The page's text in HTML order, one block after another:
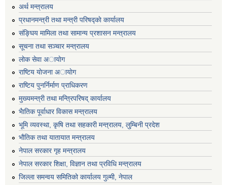
अर्थ मन्त्रालय
प्रधानमन्त्री तथा मन्त्री परिषद्काे कार्यालय
संङ्घिय मामिला तथा सामान्य प्रशासन मन्त्रालय
सूचना तथा सञ्चार मन्त्रालय
लाेक सेवा अायाेग
राष्टिय याेजना अायाेग
राष्टिय पुनर्निर्माण प्राधिकरण
मुख्यमन्त्री तथा मन्त्रिपरिषद् कार्यालय
भैातिक पूर्वाधार विकास मन्त्रालय
भूमि व्यवस्था, कृषि तथा सहकारी मन्त्रालय, लु्म्बिनी प्रदेश
भाैतिक तथा यातायात मन्त्रालय
नेपाल सरकार गृह मन्त्रालय
नेपाल सरकार शिक्षा, विज्ञान तथा प्रविधि मन्त्रालय
जिल्ला समन्वय समितिको कार्यालय गुल्मी, नेपाल